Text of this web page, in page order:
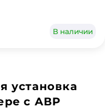
В наличии
установка
с АВР